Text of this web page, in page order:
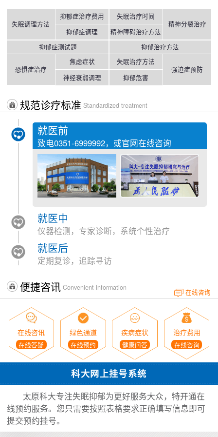
失眠调理方法
抑郁症治疗费用
抑郁症调理
失眠治疗时间
精神障碍治疗方法
精神分裂治疗
抑郁症测试题 抑郁治疗方法
恐惧症治疗
焦虑症状
神经衰弱调理
失眠治疗方法
抑郁危害
强迫症预防
规范诊疗标准 Standardized treatment
就医前
致电0351-6999992，或官网在线咨询
就医中
仪器检测，专家诊断，系统个性治疗
就医后
定期复诊，追踪寻访
便捷咨讯 Convenient information
在线咨询
在线咨讯
在线答疑
绿色通道
在线预约
疾病症状
健康问答
治疗费用
在线咨询
科大网上挂号系统
太原科大专注失眠抑郁为更好服务大众，特开通在
线预约服务。您只需要按照表格要求正确填写信息即可
提交预约挂号。